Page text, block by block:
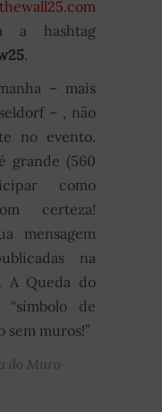
a hashtag
.
– mais
– , não
no evento.
grande (560
como
certeza!
mensagem
na
A Queda do
de
sem muros!”
do Muro